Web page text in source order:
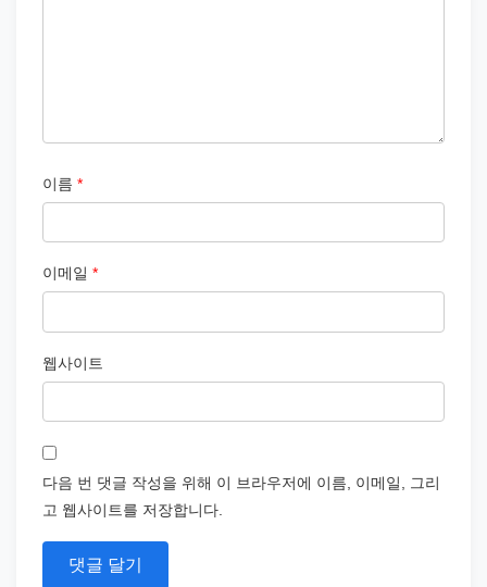
이름 *
이메일 *
웹사이트
다음 번 댓글 작성을 위해 이 브라우저에 이름, 이메일, 그리
고 웹사이트를 저장합니다.